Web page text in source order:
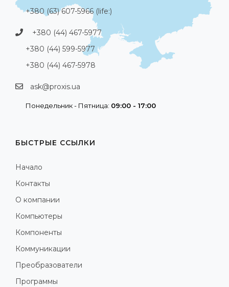
+380 (63) 607-5966 (life:)
+380 (44) 467-5977
+380 (44) 599-5977
+380 (44) 467-5978
ask@proxis.ua
Понедельник - Пятница: 09:00 - 17:00
БЫСТРЫЕ ССЫЛКИ
Начало
Контакты
О компании
Компьютеры
Компоненты
Коммуникации
Преобразователи
Программы